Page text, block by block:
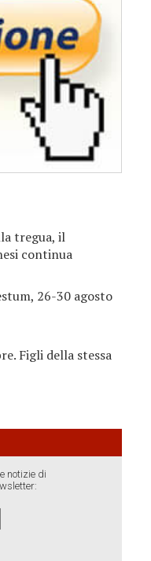
tregua, il
continua
26-30 agosto
Figli della stessa
notizie di